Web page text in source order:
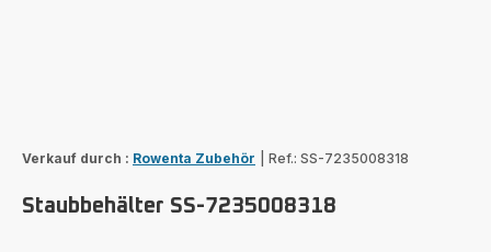
Verkauf durch : Rowenta Zubehör Ref.: SS-7235008318
Staubbehälter SS-7235008318